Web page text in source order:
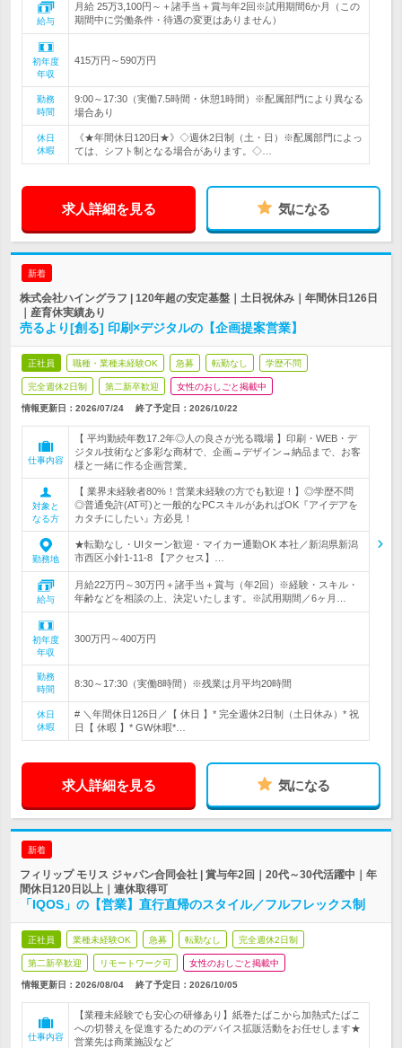
給与
月給 25万3,100円～＋諸手当＋賞与年2回※試用期間6か月（この
期間中に労働条件・待遇の変更はありません）
初年度
年収
415万円～590万円
勤務
時間
9:00～17:30（実働7.5時間・休憩1時間）※配属部門により異なる
場合あり
休日
休暇
《★年間休日120日★》◇週休2日制（土・日）※配属部門によっ
ては、シフト制となる場合があります。◇…
求人詳細を見る 気になる
新着
株式会社ハイングラフ | 120年超の安定基盤｜土日祝休み｜年間休日126日
｜産育休実績あり
売るより[創る] 印刷×デジタルの【企画提案営業】
正社員 職種・業種未経験OK 急募 転勤なし 学歴不問
完全週休2日制 第二新卒歓迎 女性のおしごと掲載中
情報更新日：2026/07/24 終了予定日： 2026/10/22
仕事内容
【 平均勤続年数17.2年◎人の良さが光る職場 】印刷・WEB・デ
ジタル技術など多彩な商材で、企画→デザイン→納品まで、お客
様と一緒に作る企画営業。
対象と
なる方
【 業界未経験者80%！営業未経験の方でも歓迎！】◎学歴不問
◎普通免許(AT可)と一般的なPCスキルがあればOK『アイデアを
カタチにしたい』方必見！
勤務地
★転勤なし・UIターン歓迎・マイカー通勤OK 本社／新潟県新潟
市西区小針1-11-8 【アクセス】…
給与
月給22万円～30万円＋諸手当＋賞与（年2回）※経験・スキル・
年齢などを相談の上、決定いたします。※試用期間／6ヶ月…
初年度
年収
300万円～400万円
勤務
時間
8:30～17:30（実働8時間）※残業は月平均20時間
休日
休暇
# ＼年間休日126日／【 休日 】* 完全週休2日制（土日休み）* 祝
日【 休暇 】* GW休暇*…
求人詳細を見る 気になる
新着
フィリップ モリス ジャパン合同会社 | 賞与年2回｜20代～30代活躍中｜年
間休日120日以上｜連休取得可
「IQOS」の【営業】直行直帰のスタイル／フルフレックス制
正社員 業種未経験OK 急募 転勤なし 完全週休2日制
第二新卒歓迎 リモートワーク可 女性のおしごと掲載中
情報更新日：2026/08/04 終了予定日： 2026/10/05
仕事内容
【業種未経験でも安心の研修あり】紙巻たばこから加熱式たばこ
への切替えを促進するためのデバイス拡販活動をお任せします★
営業先は商業施設など